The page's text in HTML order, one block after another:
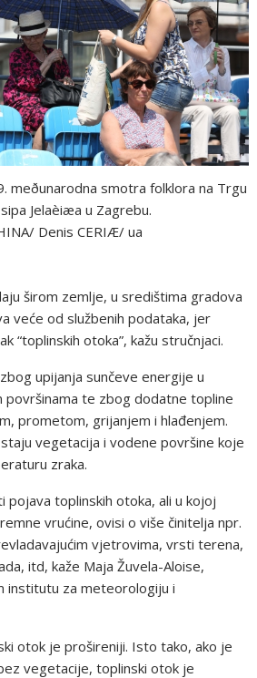
meðunarodna smotra folklora na Trgu
Jelaèiæa u Zagrebu.
Denis CERIÆ/ ua
širom zemlje, u središtima gradova
veće od službenih podataka, jer
“toplinskih otoka”, kažu stručnjaci.
upijanja sunčeve energije u
površinama te zbog dodatne topline
prometom, grijanjem i hlađenjem.
vegetacija i vodene površine koje
zraka.
pojava toplinskih otoka, ali u kojoj
vrućine, ovisi o više činitelja npr.
vjetrovima, vrsti terena,
itd, kaže Maja Žuvela-Aloise,
institutu za meteorologiju i
otok je prošireniji. Isto tako, ako je
vegetacije, toplinski otok je